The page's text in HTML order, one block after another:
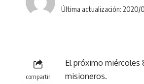
Última actualización: 2020/
compartir
El próximo miércoles
misioneros.